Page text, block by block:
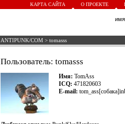
КАРТА САЙТА О ПРОЕКТЕ
ANTIPUNK/COM > tomasss
Пользователь: tomasss
Имя: TomAss
ICQ: 471820603
E-mail: